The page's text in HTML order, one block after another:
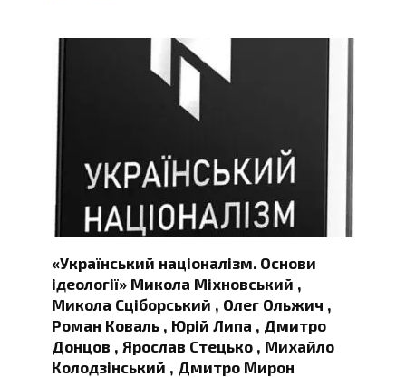
«Український націоналізм. Основи
ідеології» Микола Міхновський ,
Микола Сціборський , Олег Ольжич ,
Роман Коваль , Юрій Липа , Дмитро
Донцов , Ярослав Стецько , Михайло
Колодзінський , Дмитро Мирон